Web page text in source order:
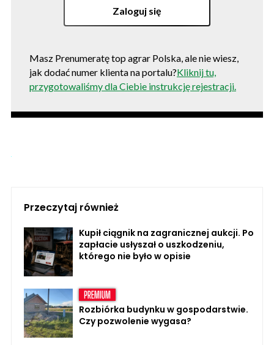
Zaloguj się
Masz Prenumeratę top agrar Polska, ale nie wiesz,
jak dodać numer klienta na portalu?Kliknij tu,
przygotowaliśmy dla Ciebie instrukcję rejestracji.
Przeczytaj również
Kupił ciągnik na zagranicznej aukcji. Po
zapłacie usłyszał o uszkodzeniu,
którego nie było w opisie
Rozbiórka budynku w gospodarstwie.
Czy pozwolenie wygasa?